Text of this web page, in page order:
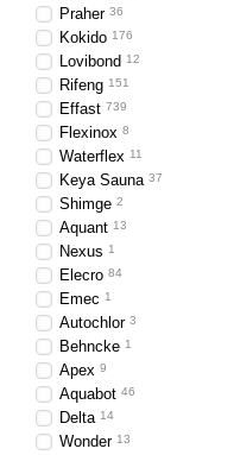
Praher 36
Kokido 176
Lovibond 12
Rifeng 151
Effast 739
Flexinox 8
Waterflex 11
Keya Sauna 37
Shimge 2
Aquant 13
Nexus 1
Elecro 84
Emec 1
Autochlor 3
Behncke 1
Apex 9
Aquabot 46
Delta 14
Wonder 13